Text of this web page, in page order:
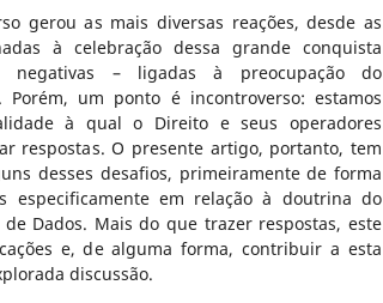
gerou as mais diversas reações, desde as
à celebração dessa grande conquista
negativas – ligadas à preocupação do
Porém, um ponto é incontroverso: estamos
à qual o Direito e seus operadores
respostas. O presente artigo, portanto, tem
desses desafios, primeiramente de forma
especificamente em relação à doutrina do
Dados. Mais do que trazer respostas, este
e, de alguma forma, contribuir a esta
discussão.